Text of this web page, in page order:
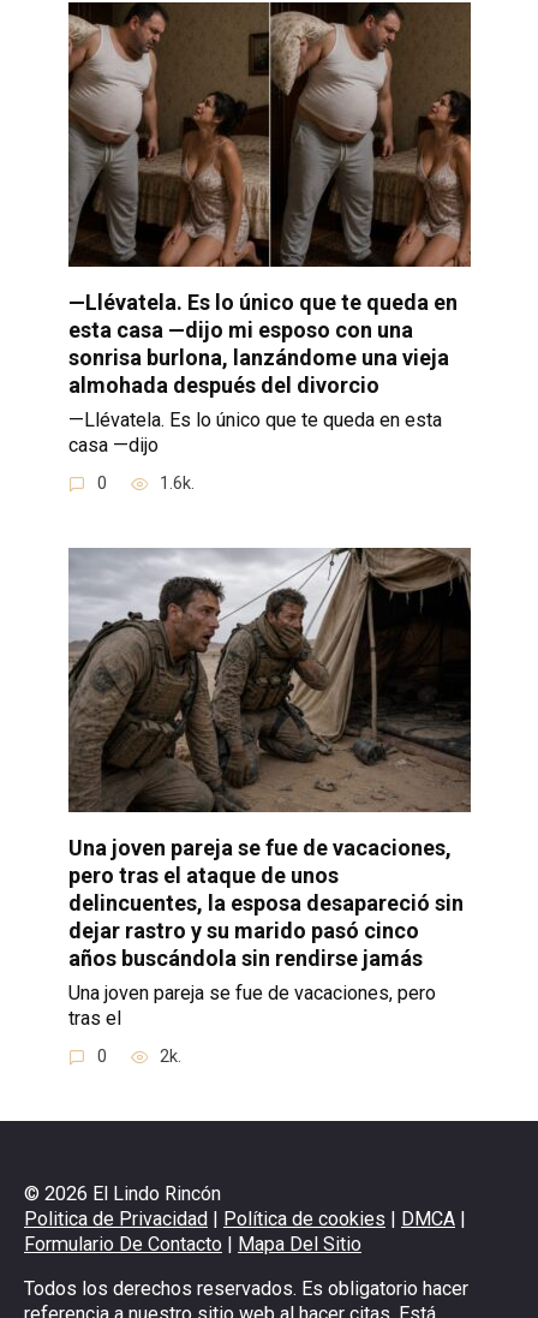
—Llévatela. Es lo único que te queda en
esta casa —dijo mi esposo con una
sonrisa burlona, lanzándome una vieja
almohada después del divorcio
—Llévatela. Es lo único que te queda en esta
casa —dijo
0 1.6k.
Una joven pareja se fue de vacaciones,
pero tras el ataque de unos
delincuentes, la esposa desapareció sin
dejar rastro y su marido pasó cinco
años buscándola sin rendirse jamás
Una joven pareja se fue de vacaciones, pero
tras el
0 2k.
© 2026 El Lindo Rincón
Politica de Privacidad
Política de cookies DMCA
Formulario De Contacto
Mapa Del Sitio
Todos los derechos reservados. Es obligatorio hacer